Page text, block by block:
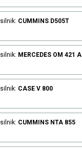
silnik: CUMMINS D505T
silnik: MERCEDES OM 421 A
silnik: CASE V 800
silnik: CUMMINS NTA 855